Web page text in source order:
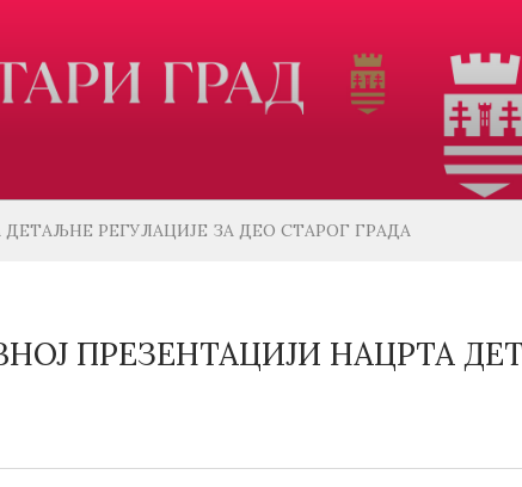
РЕГУЛАЦИЈЕ ЗА ДЕО СТАРОГ ГРАДА
ПРЕЗЕНТАЦИЈИ НАЦРТА